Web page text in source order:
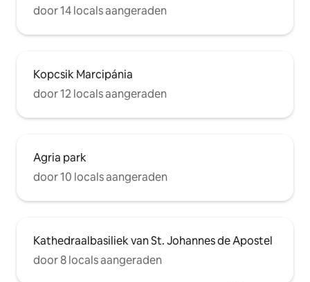
door 14 locals aangeraden
Kopcsik Marcipánia
door 12 locals aangeraden
Agria park
door 10 locals aangeraden
Kathedraalbasiliek van St. Johannes de Apostel
door 8 locals aangeraden